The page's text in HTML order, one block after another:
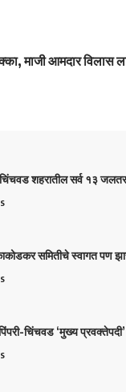
माजी आमदार विलास
शहरातील सर्व १३
समितीचे स्वागत पण
चिंचवड ‘मुख्य